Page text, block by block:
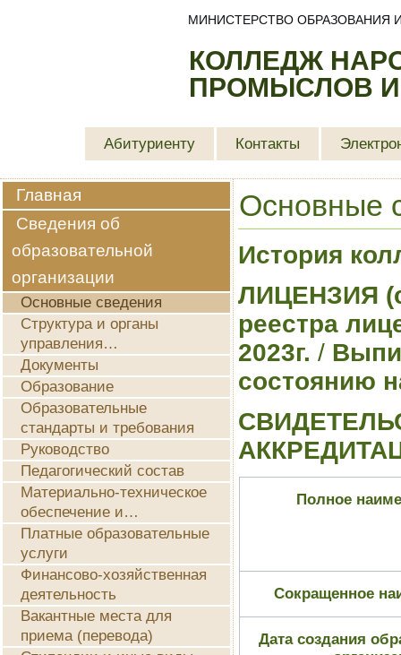
КОЛЛЕДЖ
ПРОМЫСЛОВ
МИНИСТЕРСТВО ОБРАЗОВАНИЯ
Абитуриенту Контакты
Главная
Сведения об
образовательной
организации
Основные сведения
Структура и органы
управления…
Документы
Образование
Образовательные
стандарты и требования
Руководство
Педагогический состав
Материально-техническое
обеспечение и…
Платные образовательные
услуги
Финансово-хозяйственная
деятельность
Вакантные места для
приема (перевода)
Основные
История
ЛИЦЕНЗИЯ
реестра
2023г. /
состоянию
Полное
Сокращенное
Дата создания